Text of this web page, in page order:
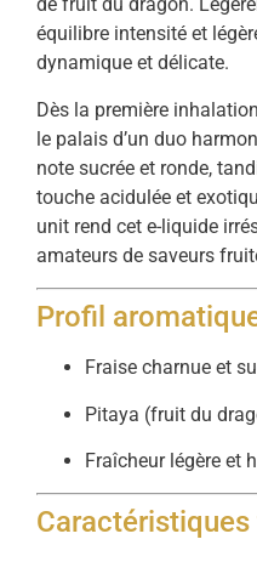
de fruit du dragon.
équilibre intensité et
dynamique et délicate.
Dès la première
le palais d’un duo
note sucrée et ronde,
touche acidulée et
unit rend cet e-liquide
amateurs de saveurs
Profil
Fraise charnue et
Pitaya (fruit du
Fraîcheur légère et